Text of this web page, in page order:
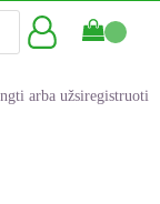
arba užsiregistruoti